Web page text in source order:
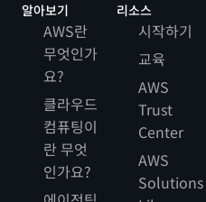
알아보기
AWS란
무엇인가
요?
클라우드
컴퓨팅이
란 무엇
인가요?
리소스
시작하기
교육
AWS
Trust
Center
AWS
Solutions